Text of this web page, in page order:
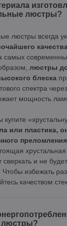
люстры?
люстры всегда
самых
люстры
блеска
спектра
мощность
купите
или пластика,
и не
избежать
качеством
люстры?